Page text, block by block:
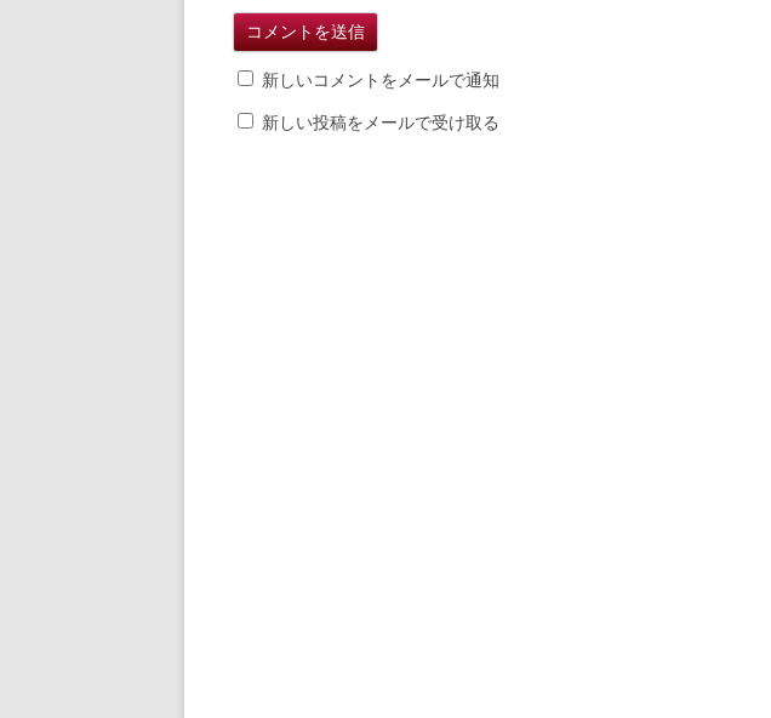
新しいコメントをメールで通知
新しい投稿をメールで受け取る